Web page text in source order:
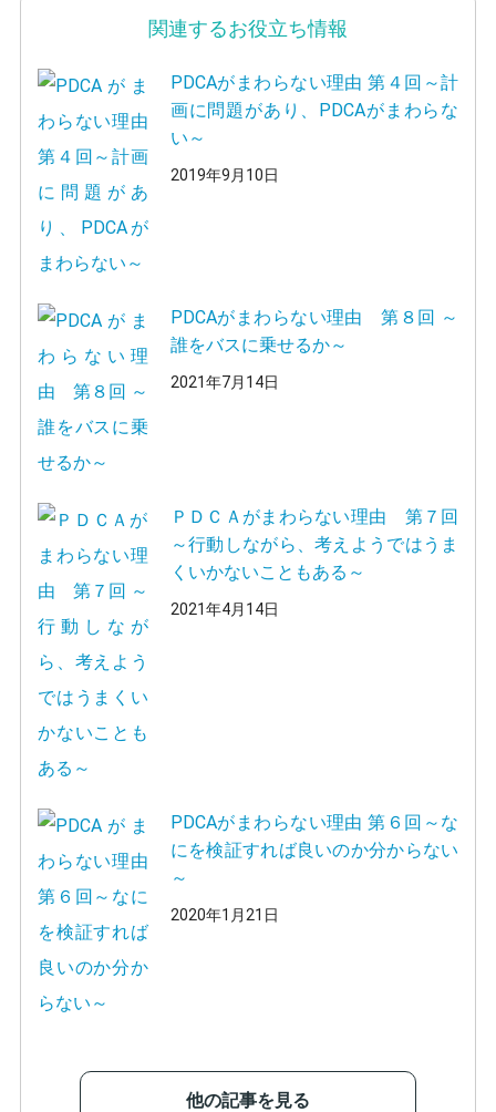
関連するお役立ち情報
PDCAがまわらない理由 第４回～計
画に問題があり、PDCAがまわらな
い～
2019年9月10日
PDCAがまわらない理由 第８回 ～
誰をバスに乗せるか～
2021年7月14日
ＰＤＣＡがまわらない理由 第７回
～行動しながら、考えようではうま
くいかないこともある～
2021年4月14日
PDCAがまわらない理由 第６回～な
にを検証すれば良いのか分からない
～
2020年1月21日
他の記事を見る